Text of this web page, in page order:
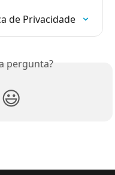
de Privacidade
pergunta?
😃